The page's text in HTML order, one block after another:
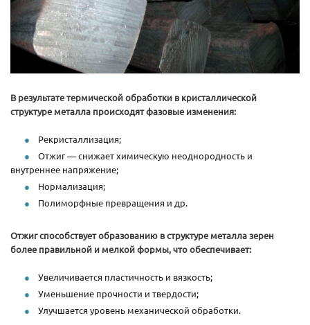
В результате термической обработки в кристаллической
структуре металла происходят фазовые изменения:
Рекристаллизация;
Отжиг — снижает химическую неоднородность и
внутреннее напряжение;
Нормализация;
Полиморфные превращения и др.
Отжиг способствует образованию в структуре металла зерен
более правильной и мелкой формы, что обеспечивает:
Увеличивается пластичность и вязкость;
Уменьшение прочности и твердости;
Улучшается уровень механической обработки.